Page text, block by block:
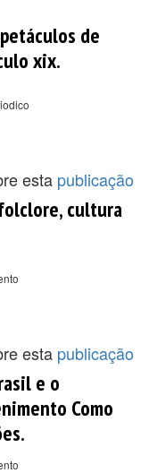
de
xix.
esta publicação
cultura
esta publicação
e o
Como